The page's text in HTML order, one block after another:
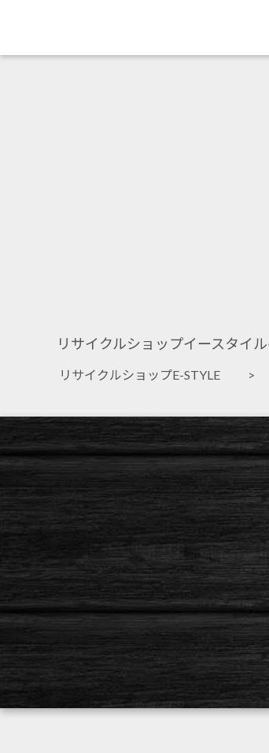
リサイクルショップイースタイル
リサイクルショップE-STYLE